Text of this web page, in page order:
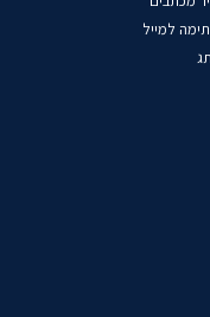
למייל